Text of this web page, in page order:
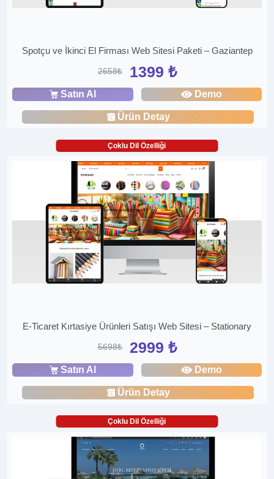
Spotçu ve İkinci El Firması Web Sitesi Paketi – Gaziantep
2658₺ 1399 ₺
Satın Al Demo
Ürün Detay
Çoklu Dil Özelliği
E-Ticaret Kırtasiye Ürünleri Satışı Web Sitesi – Stationary
5698₺ 2999 ₺
Satın Al Demo
Ürün Detay
Çoklu Dil Özelliği